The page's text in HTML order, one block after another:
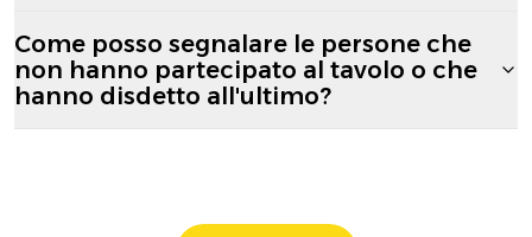
Come posso segnalare le persone che
non hanno partecipato al tavolo o che
hanno disdetto all'ultimo?